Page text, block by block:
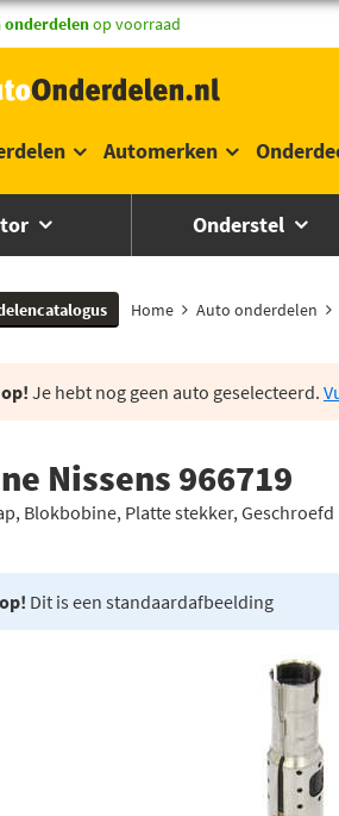
morgen in huis *
onderdelenop voorraad
Automerken
Onderstel
Home Auto onderdelen
Je hebt nog geen auto geselecteerd.
Nissens 966719
Blokbobine, Platte stekker, Geschroefd
Dit is een standaardafbeelding